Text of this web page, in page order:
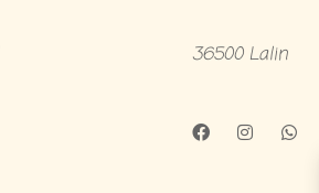
36500 Lalin